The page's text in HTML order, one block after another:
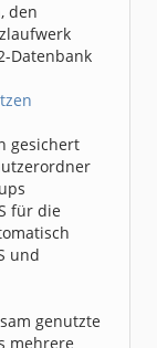
den
Datenbank
gesichert
für die
und
genutzte
mehrere